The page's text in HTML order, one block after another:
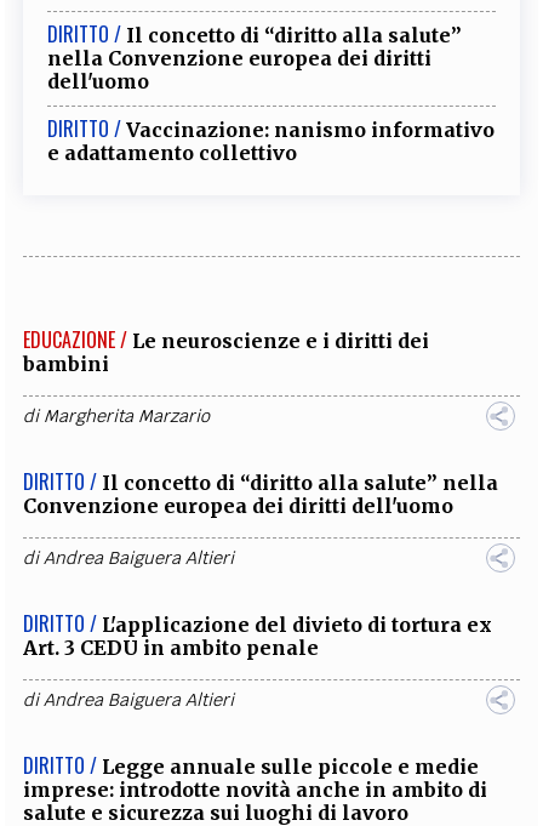
DIRITTO / Il concetto di “diritto alla salute”
nella Convenzione europea dei diritti
dell'uomo
DIRITTO / Vaccinazione: nanismo informativo
e adattamento collettivo
EDUCAZIONE / Le neuroscienze e i diritti dei
bambini
diMargherita Marzario
DIRITTO / Il concetto di “diritto alla salute” nella
Convenzione europea dei diritti dell'uomo
diAndrea Baiguera Altieri
DIRITTO / L'applicazione del divieto di tortura ex
Art. 3 CEDU in ambito penale
diAndrea Baiguera Altieri
DIRITTO / Legge annuale sulle piccole e medie
imprese: introdotte novità anche in ambito di
salute e sicurezza sui luoghi di lavoro